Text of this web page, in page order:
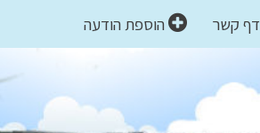
דף קשר הוספת הודעה